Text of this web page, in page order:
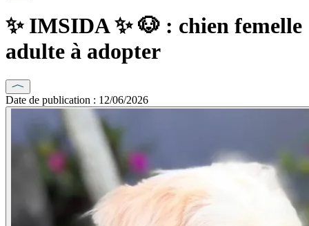
✨️ IMSIDA ✨️ 🐶 : chien femelle
adulte à adopter
Date de publication : 12/06/2026